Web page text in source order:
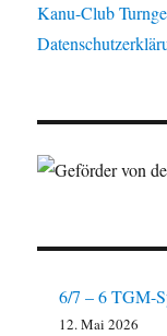
Kanu-Club
6/7 – 6 TGM-
12. Mai 2026